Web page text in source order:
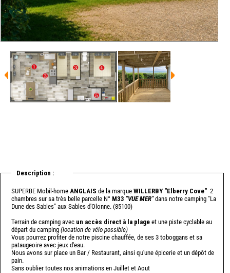
Description :
SUPERBE Mobil-home ANGLAIS de la marque WILLERBY "Elberry Cove" 2
chambres sur sa très belle parcelle N° M33 "VUE MER"dans notre camping "La
Dune des Sables" aux Sables d'Olonne. (85100)
Terrain de camping avec un accès direct à la plage et une piste cyclable au
départ du camping (location de vélo possible)
Vous pourrez profiter de notre piscine chauffée, de ses 3 toboggans et sa
pataugeoire avec jeux d'eau.
Nous avons sur place un Bar / Restaurant, ainsi qu'une épicerie et un dépôt de
pain.
Sans oublier toutes nos animations en Juillet et Aout